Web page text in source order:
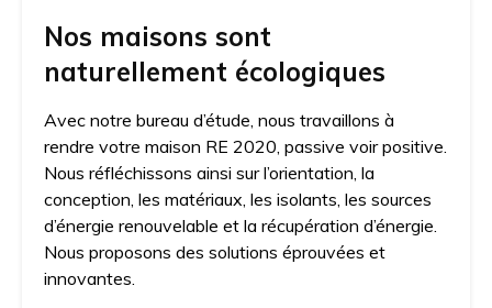
Nos maisons sont
naturellement écologiques
Avec notre bureau d’étude, nous travaillons à
rendre votre maison RE 2020, passive voir positive.
Nous réfléchissons ainsi sur l’orientation, la
conception, les matériaux, les isolants, les sources
d’énergie renouvelable et la récupération d’énergie.
Nous proposons des solutions éprouvées et
innovantes.